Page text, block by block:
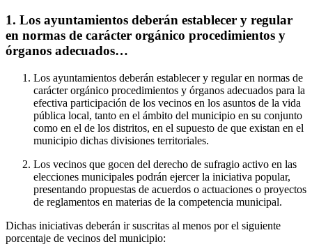
1. Los ayuntamientos deberán establecer y regular
en normas de carácter orgánico procedimientos y
órganos adecuados…
Los ayuntamientos deberán establecer y regular en normas de
carácter orgánico procedimientos y órganos adecuados para la
efectiva participación de los vecinos en los asuntos de la vida
pública local, tanto en el ámbito del municipio en su conjunto
como en el de los distritos, en el supuesto de que existan en el
municipio dichas divisiones territoriales.
Los vecinos que gocen del derecho de sufragio activo en las
elecciones municipales podrán ejercer la iniciativa popular,
presentando propuestas de acuerdos o actuaciones o proyectos
de reglamentos en materias de la competencia municipal.
Dichas iniciativas deberán ir suscritas al menos por el siguiente
porcentaje de vecinos del municipio: